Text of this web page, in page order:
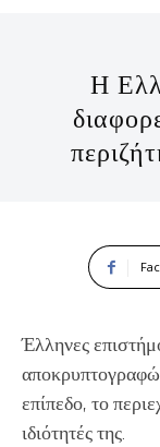
Η
Έλληνες
επίπεδο, το
ιδιότητές της.